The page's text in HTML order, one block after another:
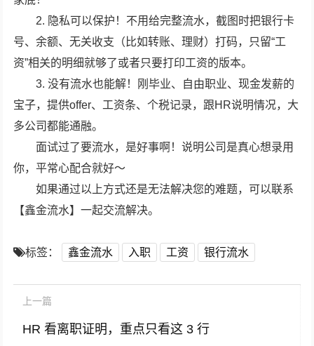
2. 隐私可以保护！不用给完整流水，截图时把银行卡
号、余额、无关收支（比如转账、理财）打码，只留“工
资”相关的明细就够了或者只要打印工资的版本。
3. 没有流水也能解！刚毕业、自由职业、现金发薪的
宝子，提供offer、工资条、个税记录，跟HR说明情况，大
多公司都能通融。
面试过了要流水，是好事啊！说明公司是真心想录用
你，平常心配合就好～
如果通过以上方式还是无法解决您的难题，可以联系
【鑫金流水】一起交流解决。
标签： 鑫金流水 入职 工资 银行流水
上一篇
HR 看离职证明，重点只看这 3 行